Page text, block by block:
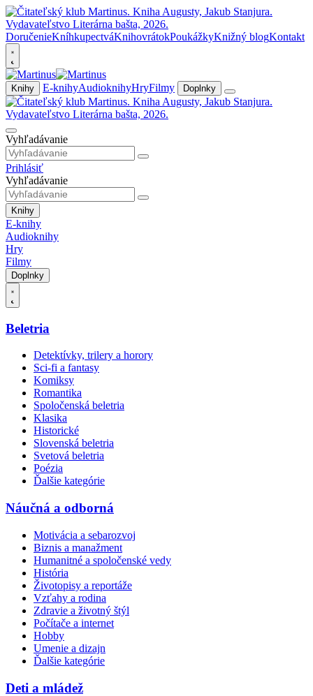
DoručenieKníhkupectváKnihovrátokPoukážkyKnižný blogKontakt
Knihy E-knihyAudioknihyHryFilmy Doplnky
Vyhľadávanie
Prihlásiť
Vyhľadávanie
Knihy
E-knihy
Audioknihy
Hry
Filmy
Doplnky
Beletria
Detektívky, trilery a horory
Sci-fi a fantasy
Komiksy
Romantika
Spoločenská beletria
Klasika
Historické
Slovenská beletria
Svetová beletria
Poézia
Ďalšie kategórie
Náučná a odborná
Motivácia a sebarozvoj
Biznis a manažment
Humanitné a spoločenské vedy
História
Životopisy a reportáže
Vzťahy a rodina
Zdravie a životný štýl
Počítače a internet
Hobby
Umenie a dizajn
Ďalšie kategórie
Deti a mládež